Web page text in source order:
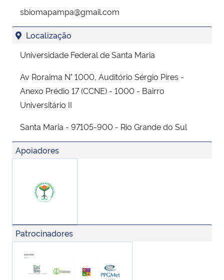
sbiomapampa@gmail.com
Localização
Universidade Federal de Santa Maria
Av Roraima N° 1000, Auditório Sérgio Pires -
Anexo Prédio 17 (CCNE) - 1000 - Bairro
Universitário II
Santa Maria - 97105-900 - Rio Grande do Sul
Apoiadores
Patrocinadores